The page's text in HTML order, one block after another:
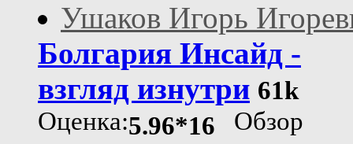
Ушаков Игорь
Болгария Инсайд -
взгляд изнутри 61k
Оценка:5.96*16 Обзор